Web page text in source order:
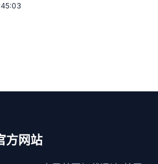
方网站